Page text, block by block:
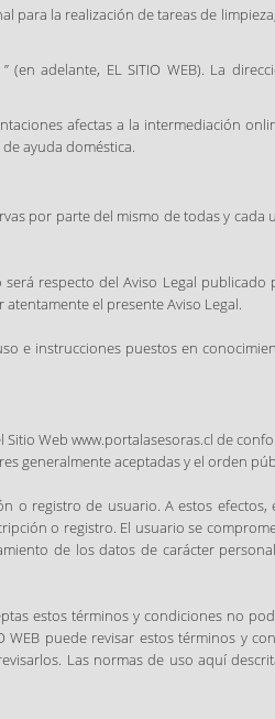
para la realización de tareas de
adelante, EL SITIO WEB). La
afectas a la intermediación
ayuda doméstica.
por parte del mismo de todas y cada
respecto del Aviso Legal publicado
el presente Aviso Legal.
e instrucciones puestos en
Web www.portalasesoras.cl de
generalmente aceptadas y el orden
o registro de usuario. A estos efectos,
o registro. El usuario se
de los datos de carácter
estos términos y condiciones no
WEB puede revisar estos términos y
Las normas de uso aquí